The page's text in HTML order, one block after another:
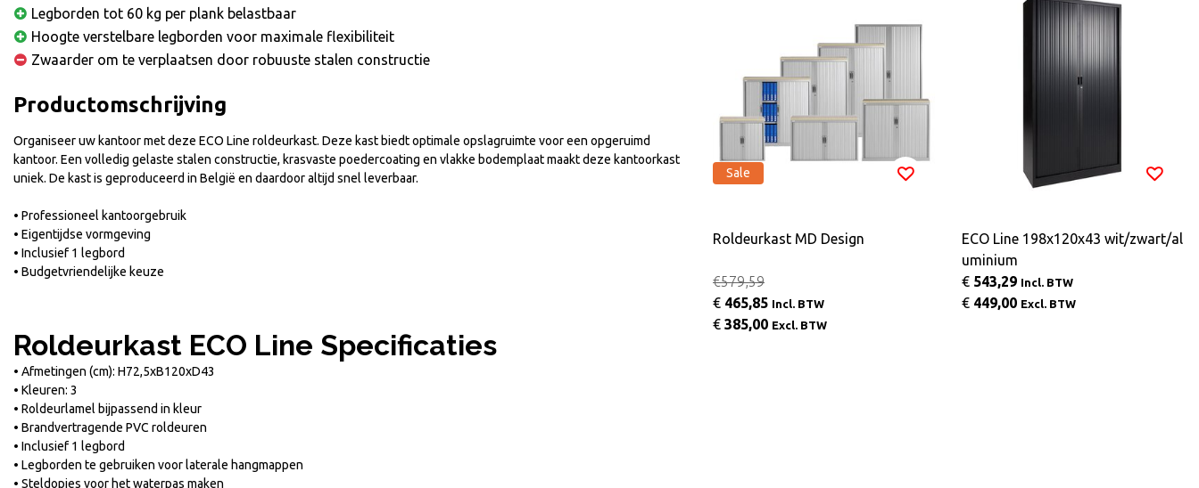
Legborden tot 60 kg per plank belastbaar
Hoogte verstelbare legborden voor maximale flexibiliteit
Zwaarder om te verplaatsen door robuuste stalen constructie
Productomschrijving
Organiseer uw kantoor met deze ECO Line roldeurkast. Deze kast biedt optimale opslagruimte voor een opgeruimd
kantoor. Een volledig gelaste stalen constructie, krasvaste poedercoating en vlakke bodemplaat maakt deze kantoorkast
uniek. De kast is geproduceerd in België en daardoor altijd snel leverbaar.
• Professioneel kantoorgebruik
• Eigentijdse vormgeving
• Inclusief 1 legbord
• Budgetvriendelijke keuze
Roldeurkast ECO Line Specificaties
• Afmetingen (cm): H72,5xB120xD43
• Kleuren: 3
• Roldeurlamel bijpassend in kleur
• Brandvertragende PVC roldeuren
• Inclusief 1 legbord
• Legborden te gebruiken voor laterale hangmappen
• Steldopjes voor het waterpas maken
105x120x43 wit/zwart/al
Incl. BTW
Sale
Roldeurkast MD Design
€579,59
€ 465,85 Incl. BTW
€ 385,00 Excl. BTW
ECO Line 198x120x43 wit/zwart/al
uminium
€ 543,29 Incl. BTW
€ 449,00 Excl. BTW